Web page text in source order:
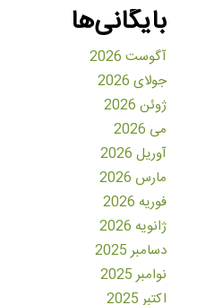
بایگانی‌ها
آگوست 2026
جولای 2026
ژوئن 2026
می 2026
آوریل 2026
مارس 2026
فوریه 2026
ژانویه 2026
دسامبر 2025
نوامبر 2025
اکتبر 2025